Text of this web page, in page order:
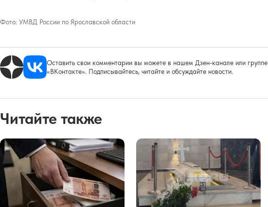
Фото: УМВД России по Ярославской области
Оставить свои комментарии вы можете в нашем Дзен-канале или группе
«ВКонтакте». Подписывайтесь, читайте и обсуждайте новости.
Читайте также